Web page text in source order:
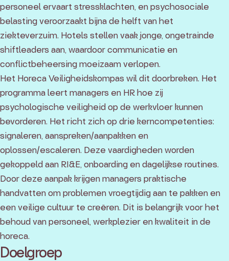
personeel ervaart stressklachten, en psychosociale
belasting veroorzaakt bijna de helft van het
ziekteverzuim. Hotels stellen vaak jonge, ongetrainde
shiftleaders aan, waardoor communicatie en
conflictbeheersing moeizaam verlopen.
Het Horeca Veiligheidskompas wil dit doorbreken. Het
programma leert managers en HR hoe zij
psychologische veiligheid op de werkvloer kunnen
bevorderen. Het richt zich op drie kerncompetenties:
signaleren, aanspreken/aanpakken en
oplossen/escaleren. Deze vaardigheden worden
gekoppeld aan RI&E, onboarding en dagelijkse routines.
Door deze aanpak krijgen managers praktische
handvatten om problemen vroegtijdig aan te pakken en
een veilige cultuur te creëren. Dit is belangrijk voor het
behoud van personeel, werkplezier en kwaliteit in de
horeca.
Doelgroep